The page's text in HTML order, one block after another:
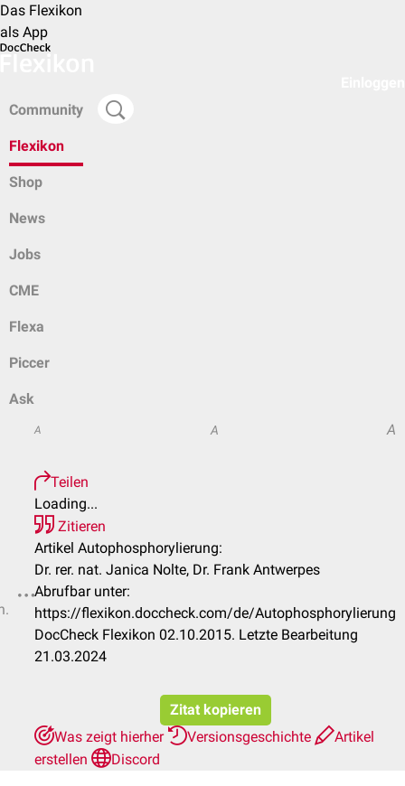
Das Flexikon
als App
Community
Flexikon
Shop
News
Jobs
CME
Flexa
Piccer
Ask
A A A
Teilen
Loading...
Zitieren
Artikel Autophosphorylierung:
Dr. rer. nat. Janica Nolte, Dr. Frank Antwerpes
Abrufbar unter:
https://flexikon.doccheck.com/de/Autophosphorylierung
DocCheck Flexikon 02.10.2015. Letzte Bearbeitung
21.03.2024
Zitat kopieren
Was zeigt hierher
Versionsgeschichte
Artikel
erstellen
Discord